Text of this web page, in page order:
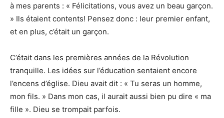
à mes parents : « Félicitations, vous avez un beau garçon.
» Ils étaient contents! Pensez donc : leur premier enfant,
et en plus, c’était un garçon.
C’était dans les premières années de la Révolution
tranquille. Les idées sur l’éducation sentaient encore
l’encens d’église. Dieu avait dit : « Tu seras un homme,
mon fils. » Dans mon cas, il aurait aussi bien pu dire « ma
fille ». Dieu se trompait parfois.